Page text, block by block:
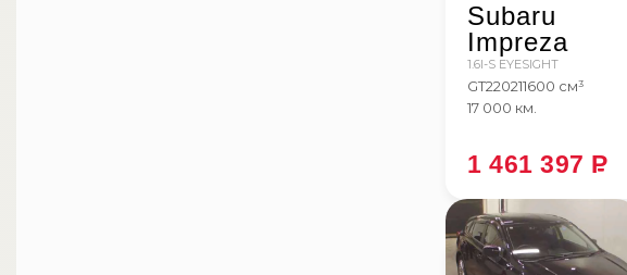
Subaru
Impreza
1.6I-S EYESIGHT
GT220211600 см³
17 000 км.
1 461 397 P